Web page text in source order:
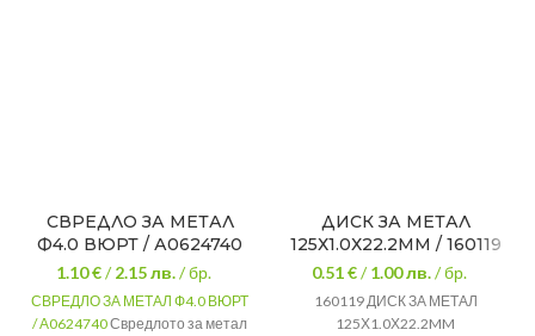
СВРЕДЛО ЗА МЕТАЛ
Ф4.0 ВЮРТ / А0624740
1.10 €/2.15лв./ бр.
СВРЕДЛО ЗА МЕТАЛ Ф4.0 ВЮРТ
/ А0624740Свредлото за метал
ДИСК ЗА МЕТАЛ
125Х1.0Х22.2MM / 160119
0.51 €/1.00лв./ бр.
160119 ДИСК ЗА МЕТАЛ
125Х1.0Х22.2MM